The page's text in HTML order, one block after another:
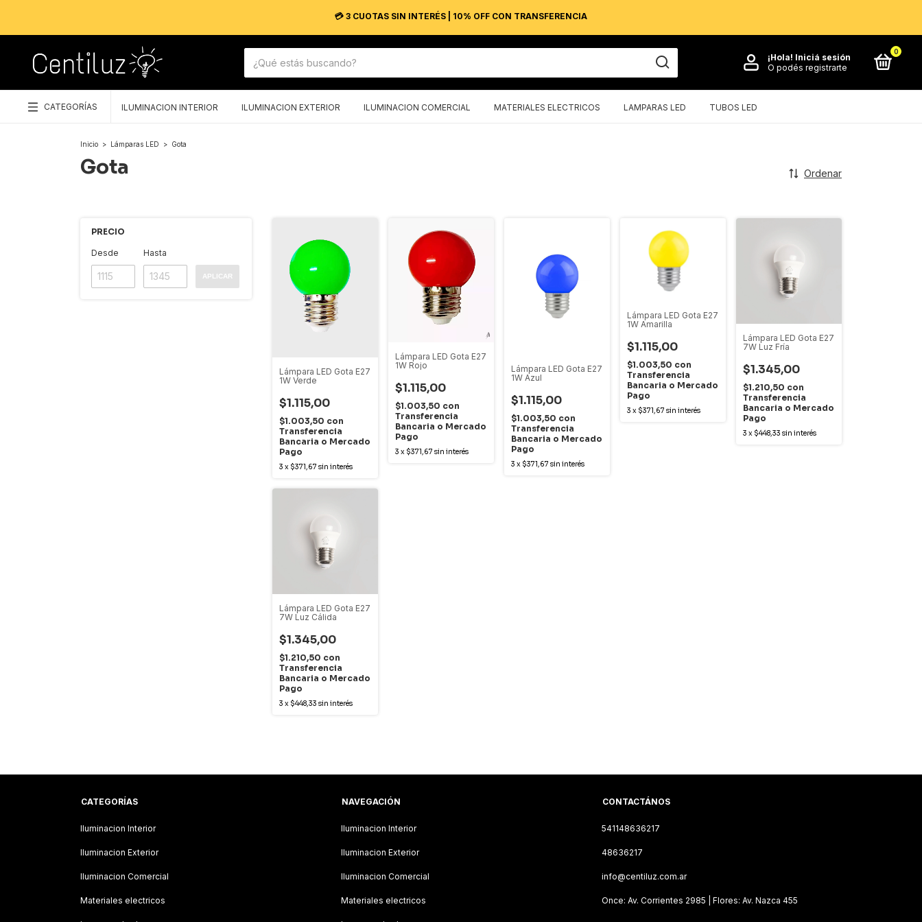
💳 3 CUOTAS SIN INTERÉS | 10% OFF CON TRANSFERENCIA
¡Hola! Iniciá sesión
O podés registrarte
0
CATEGORÍAS ILUMINACION INTERIOR ILUMINACION EXTERIOR ILUMINACION COMERCIAL MATERIALES ELECTRICOS LAMPARAS LED TUBOS LED
Inicio > Lámparas LED > Gota
Gota Ordenar
PRECIO
Desde Hasta
APLICAR
Lámpara LED Gota E27
1W Verde
$1.115,00
$1.003,50 con
Transferencia
Bancaria o Mercado
Pago
3 x $371,67 sin interés
Lámpara LED Gota E27
1W Rojo
$1.115,00
$1.003,50 con
Transferencia
Bancaria o Mercado
Pago
3 x $371,67 sin interés
Lámpara LED Gota E27
1W Azul
$1.115,00
$1.003,50 con
Transferencia
Bancaria o Mercado
Pago
3 x $371,67 sin interés
Lámpara LED Gota E27
1W Amarilla
$1.115,00
$1.003,50 con
Transferencia
Bancaria o Mercado
Pago
3 x $371,67 sin interés
Lámpara LED Gota E27
7W Luz Fría
$1.345,00
$1.210,50 con
Transferencia
Bancaria o Mercado
Pago
3 x $448,33 sin interés
Lámpara LED Gota E27
7W Luz Cálida
$1.345,00
$1.210,50 con
Transferencia
Bancaria o Mercado
Pago
3 x $448,33 sin interés
CATEGORÍAS
Iluminacion Interior
Iluminacion Exterior
Iluminacion Comercial
Materiales electricos
NAVEGACIÓN
Iluminacion Interior
Iluminacion Exterior
Iluminacion Comercial
Materiales electricos
CONTACTÁNOS
541148636217
48636217
info@centiluz.com.ar
Once: Av. Corrientes 2985 | Flores: Av. Nazca 455